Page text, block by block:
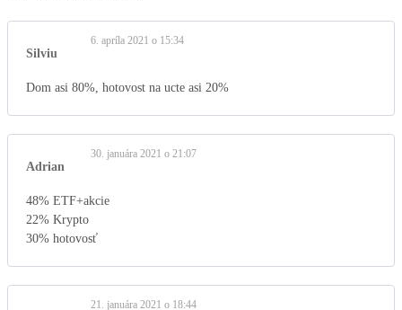
Silviu
6. apríla 2021 o 15:34
Dom asi 80%, hotovost na ucte asi 20%
Adrian
30. januára 2021 o 21:07
48% ETF+akcie
22% Krypto
30% hotovosť
21. januára 2021 o 18:44